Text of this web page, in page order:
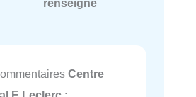
renseigné
Centre